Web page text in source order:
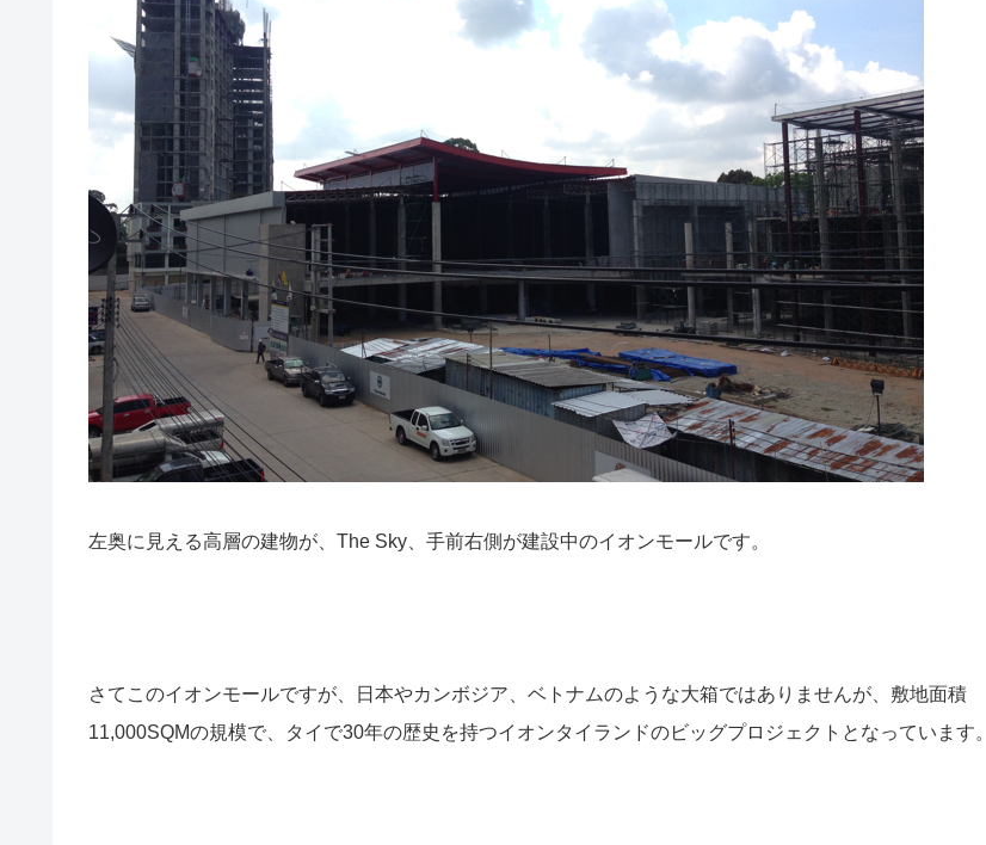
左奥に見える高層の建物が、The Sky、手前右側が建設中のイオンモールです。
さてこのイオンモールですが、日本やカンボジア、ベトナムのような大箱ではありませんが、敷地面積
11,000SQMの規模で、タイで30年の歴史を持つイオンタイランドのビッグプロジェクトとなっています。